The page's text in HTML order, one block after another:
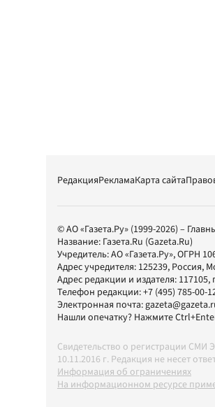
РедакцияРекламаКарта сайта
© АО «Газета.Ру» (1999-2026) –
Название: Газета.Ru (Gazeta.Ru)
Учредитель:АО «Газета.Ру», ОГРН
Адрес учредителя: 125239, Россия,
Адрес редакции и издателя: 117105,
Телефон редакции:+7 (495) 785-00-
Электронная почта:
Нашли опечатку? Нажмите
Свидетельство о регистрации
10.11.2016 г. Редакция не несет
Информация об ограничениях
На информационном ресурсе